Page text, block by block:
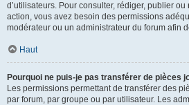
d’utilisateurs. Pour consulter, rédiger, publier
action, vous avez besoin des permissions
modérateur ou un administrateur du forum afin
Haut
Pourquoi ne puis-je pas transférer de pièces
Les permissions permettant de transférer des
par forum, par groupe ou par utilisateur. Les